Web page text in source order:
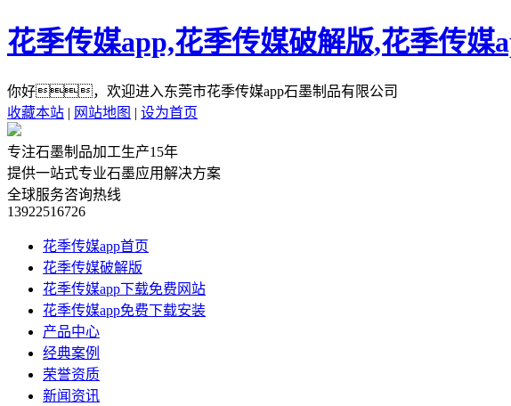
花季传媒app,花季传媒破解版,花季传
你好，欢迎进入东莞市花季传媒app石墨制品有限公司
收藏本站 | 网站地图 | 设为首页
专注石墨制品加工生产15年
提供一站式专业石墨应用解决方案
全球服务咨询热线
13922516726
花季传媒app首页
花季传媒破解版
花季传媒app下载免费网站
花季传媒app免费下载安装
产品中心
经典案例
荣誉资质
新闻资讯